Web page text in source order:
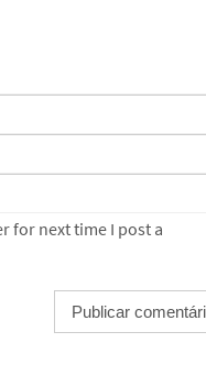
for next time I post a